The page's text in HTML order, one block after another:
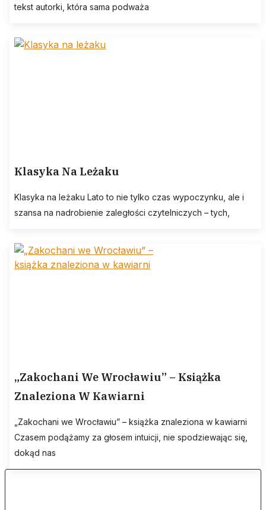
tekst autorki, która sama podważa
Klasyka Na Leżaku
Klasyka na leżaku Lato to nie tylko czas wypoczynku, ale i
szansa na nadrobienie zaległości czytelniczych – tych,
„Zakochani We Wrocławiu” – Książka
Znaleziona W Kawiarni
„Zakochani we Wrocławiu” – książka znaleziona w kawiarni
Czasem podążamy za głosem intuicji, nie spodziewając się,
dokąd nas